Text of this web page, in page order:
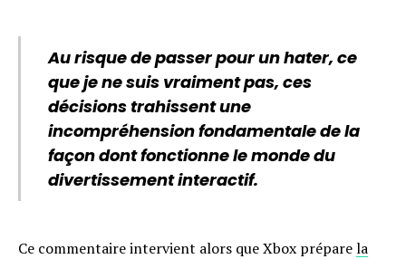
Au risque de passer pour un hater, ce
que je ne suis vraiment pas, ces
décisions trahissent une
incompréhension fondamentale de la
façon dont fonctionne le monde du
divertissement interactif.
Ce commentaire intervient alors que Xbox préparela